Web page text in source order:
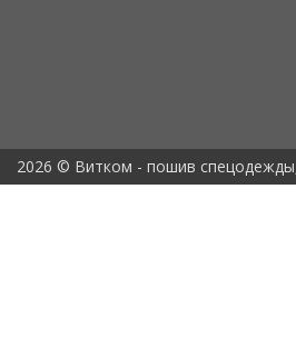
2026 © Витком - пошив